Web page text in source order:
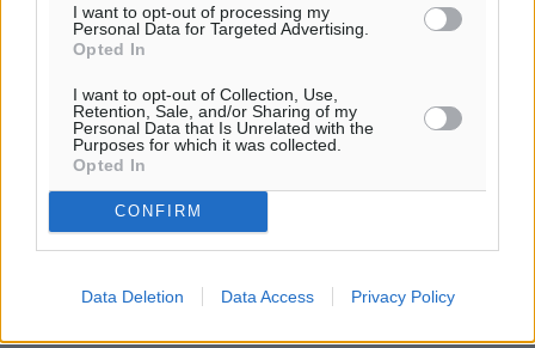
I want to opt-out of processing my
Personal Data for Targeted Advertising.
Opted In
I want to opt-out of Collection, Use,
Retention, Sale, and/or Sharing of my
Personal Data that Is Unrelated with the
Purposes for which it was collected.
Opted In
CONFIRM
Data Deletion Data Access Privacy Policy